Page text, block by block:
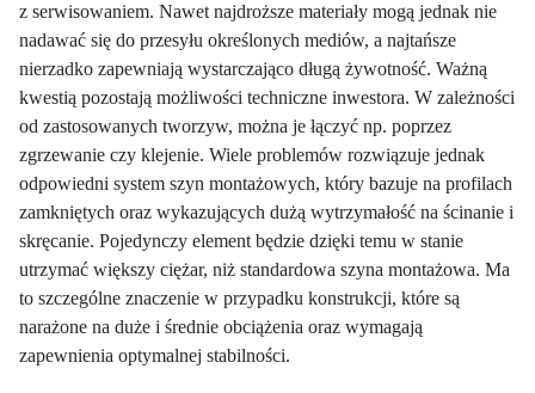
z serwisowaniem. Nawet najdroższe materiały mogą jednak nie
nadawać się do przesyłu określonych mediów, a najtańsze
nierzadko zapewniają wystarczająco długą żywotność. Ważną
kwestią pozostają możliwości techniczne inwestora. W zależności
od zastosowanych tworzyw, można je łączyć np. poprzez
zgrzewanie czy klejenie. Wiele problemów rozwiązuje jednak
odpowiedni system szyn montażowych, który bazuje na profilach
zamkniętych oraz wykazujących dużą wytrzymałość na ścinanie i
skręcanie. Pojedynczy element będzie dzięki temu w stanie
utrzymać większy ciężar, niż standardowa szyna montażowa. Ma
to szczególne znaczenie w przypadku konstrukcji, które są
narażone na duże i średnie obciążenia oraz wymagają
zapewnienia optymalnej stabilności.